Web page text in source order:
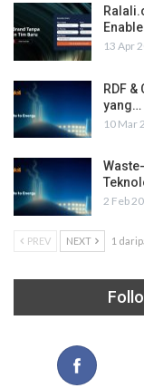
13 Apr
RDF
yang…
10 Mar
2 Feb
PREV NEXT 1